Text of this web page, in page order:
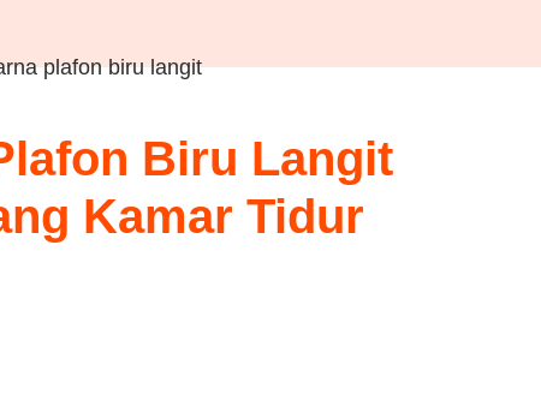
Biru Langit
Kamar Tidur